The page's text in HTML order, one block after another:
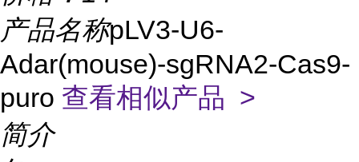
产品名称pLV3-U6-
Adar(mouse)-sgRNA2-Cas9-
puro 查看相似产品 >
简介